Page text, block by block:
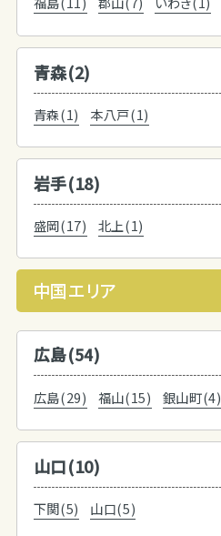
青森(2)
青森(1) 本八戸(1)
岩手(18)
盛岡(17) 北上(1)
中国エリア
広島(54)
広島(29) 福山(15) 銀山町(4)
山口(10)
下関(5) 山口(5)